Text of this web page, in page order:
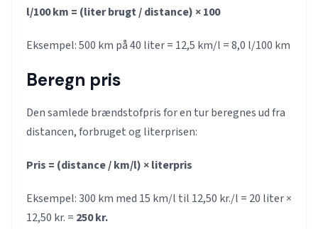
l/100 km = (liter brugt / distance) × 100
Eksempel: 500 km på 40 liter = 12,5 km/l = 8,0 l/100 km
Beregn pris
Den samlede brændstofpris for en tur beregnes ud fra
distancen, forbruget og literprisen:
Pris = (distance / km/l) × literpris
Eksempel: 300 km med 15 km/l til 12,50 kr./l = 20 liter ×
12,50 kr. = 250 kr.